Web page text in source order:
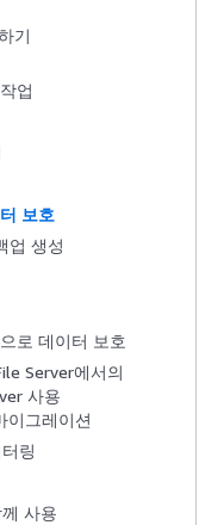
기
업
보호
업 생성
로 데이터 보호
Server에서의
사용
이그레이션
링
사용